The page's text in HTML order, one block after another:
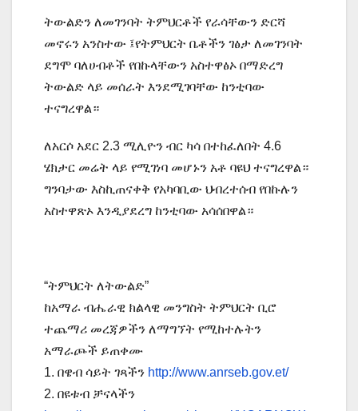
ትውልድን ለመገንባት ትምህርቶች የራሳቸውን ድርሻ
መኖሩን አንስተው ፤የትምህርት ቤቶችን ገፅታ ለመገንባት
ደግሞ ባለሀብቶች የበኩላቸውን አስተዋፅኦ በማድረግ
ትውልድ ላይ መሰራት እንደሚገባቸው ከንቲባው
ተናግረዋል።
ለአርሶ አደር 2.3 ሚሊዮን ብር ካሳ በተከፈለበት 4.6
ሄክታር መሬት ላይ የሚገነባ መሆኑን አቶ ባዩህ ተናግረዋል።
ግንባታው እስኪጠናቀቅ የአካባቢው ህብረተሰብ የበኩሉን
አስተዋጽኦ እንዲያደረግ ከንቲባው አሳሰበዋል።
“ትምህርት ለትውልድ”
ከአማራ ብሔራዊ ክልላዊ መንግስት ትምህርት ቢሮ
ተጨማሪ መረጃዎችን ለማግኘት የሚከተሉትን
አማራጮች ይጠቀሙ
1. በዌብ ሳይት ገጻችን http://www.anrseb.gov.et/
2. በዩቱብ ቻናላችን